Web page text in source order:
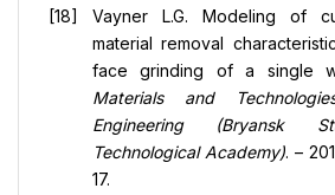
Vayner L.G. Modeling of
material removal
face grinding of a single
Materials and
Engineering (Bryansk
Technological Academy). –
17.